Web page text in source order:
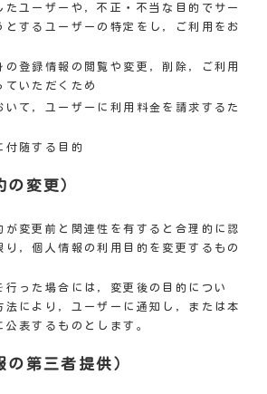
たユーザーや，不正・不当な目的でサー
とするユーザーの特定をし，ご利用をお
の登録情報の閲覧や変更，削除，ご利用
ていただくため
いて，ユーザーに利用料金を請求するた
付随する目的
変更）
が変更前と関連性を有すると合理的に認
り，個人情報の利用目的を変更するもの
行った場合には，変更後の目的につい
法により，ユーザーに通知し，または本
公表するものとします。
第三者提供）